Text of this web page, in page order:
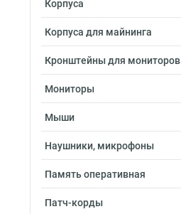
Корпуса
Корпуса для майнинга
Кронштейны для мониторов
Мониторы
Мыши
Наушники, микрофоны
Память оперативная
Патч-корды